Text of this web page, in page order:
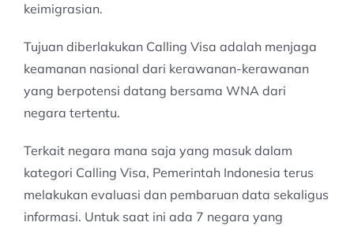
keimigrasian.
Tujuan diberlakukan Calling Visa adalah menjaga
keamanan nasional dari kerawanan-kerawanan
yang berpotensi datang bersama WNA dari
negara tertentu.
Terkait negara mana saja yang masuk dalam
kategori Calling Visa, Pemerintah Indonesia terus
melakukan evaluasi dan pembaruan data sekaligus
informasi. Untuk saat ini ada 7 negara yang